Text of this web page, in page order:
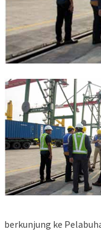
berkunjung ke